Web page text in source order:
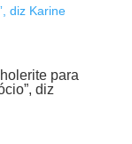
para
diz